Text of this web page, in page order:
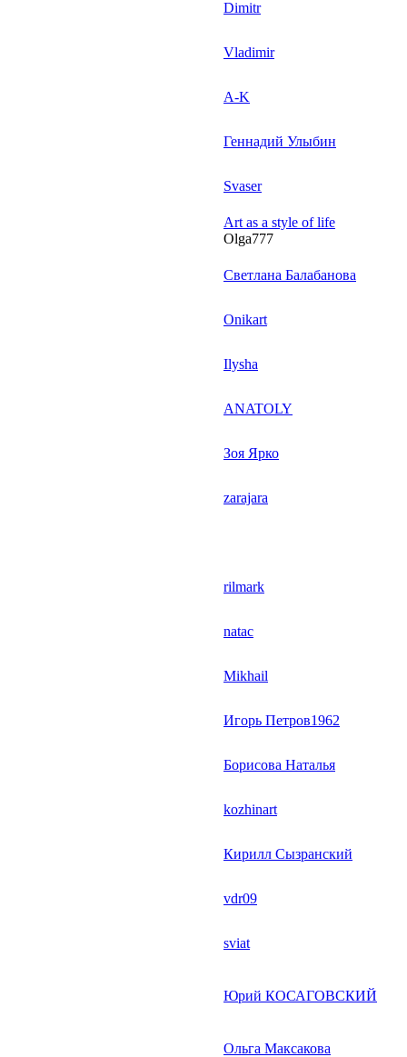
Dimitr
Vladimir
A-K
Геннадий Улыбин
Svaser
Art as a style of life
Olga777
Светлана Балабанова
Onikart
Ilysha
ANATOLY
Зоя Ярко
zarajara
rilmark
natac
Mikhail
Игорь Петров1962
Борисова Наталья
kozhinart
Кирилл Сызранский
vdr09
sviat
Юрий КОСАГОВСКИЙ
Ольга Максакова